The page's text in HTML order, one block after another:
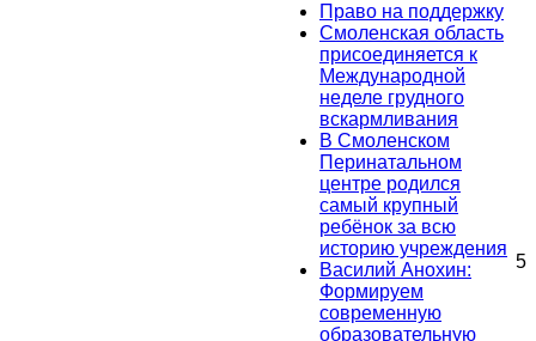
Право на поддержку
Смоленская область
присоединяется к
Международной
неделе грудного
вскармливания
В Смоленском
Перинатальном
центре родился
самый крупный
ребёнок за всю
историю учреждения
Василий Анохин:
Формируем
современную
образовательную
5